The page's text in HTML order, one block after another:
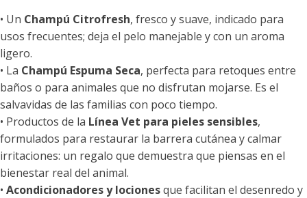
• Un Champú Citrofresh, fresco y suave, indicado para
usos frecuentes; deja el pelo manejable y con un aroma
ligero.
• La Champú Espuma Seca, perfecta para retoques entre
baños o para animales que no disfrutan mojarse. Es el
salvavidas de las familias con poco tiempo.
• Productos de la Línea Vet para pieles sensibles,
formulados para restaurar la barrera cutánea y calmar
irritaciones: un regalo que demuestra que piensas en el
bienestar real del animal.
• Acondicionadores y locionesque facilitan el desenredo y